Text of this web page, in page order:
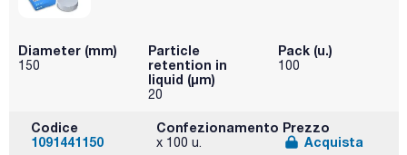
Diameter (mm)
150
Particle
retention in
liquid (μm)
20
Pack (u.)
100
Codice
1091441150
Confezionamento
x 100 u.
Prezzo
Acquista